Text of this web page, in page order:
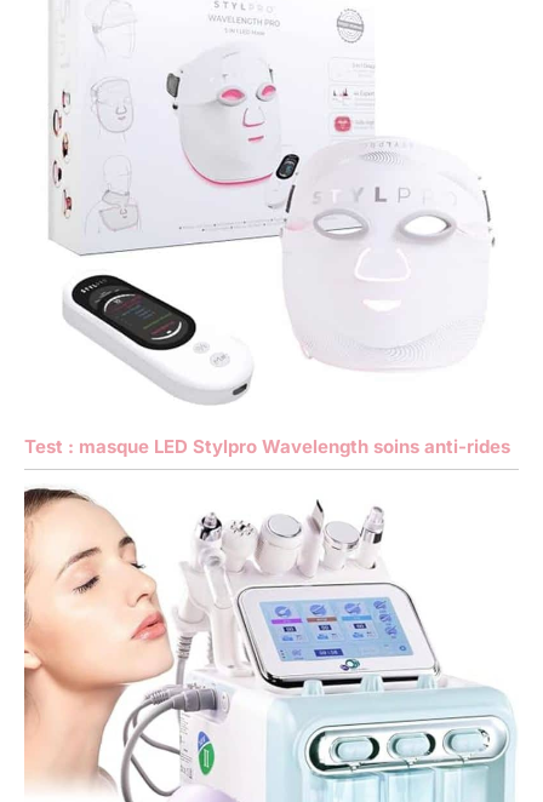
Test : masque LED Stylpro Wavelength soins anti-rides